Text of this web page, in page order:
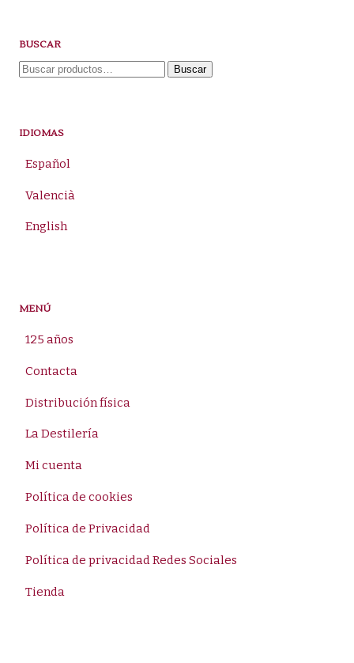
BUSCAR
Buscar
Buscar
IDIOMAS
Español
Valencià
English
MENÚ
125 años
Contacta
Distribución física
La Destilería
Mi cuenta
Política de cookies
Política de Privacidad
Política de privacidad Redes Sociales
Tienda